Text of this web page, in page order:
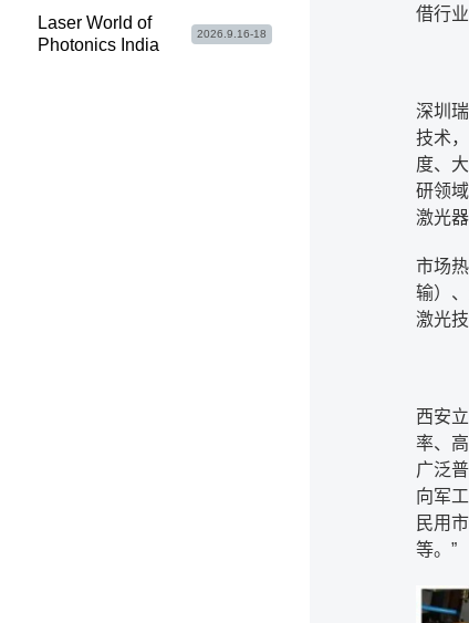
Laser World of
Photonics India
2026.9.16-18
借行
深圳
技术
度、
研领
激光
市场
输）
激光
西安
率、
广泛
向军
民用
等。 ”